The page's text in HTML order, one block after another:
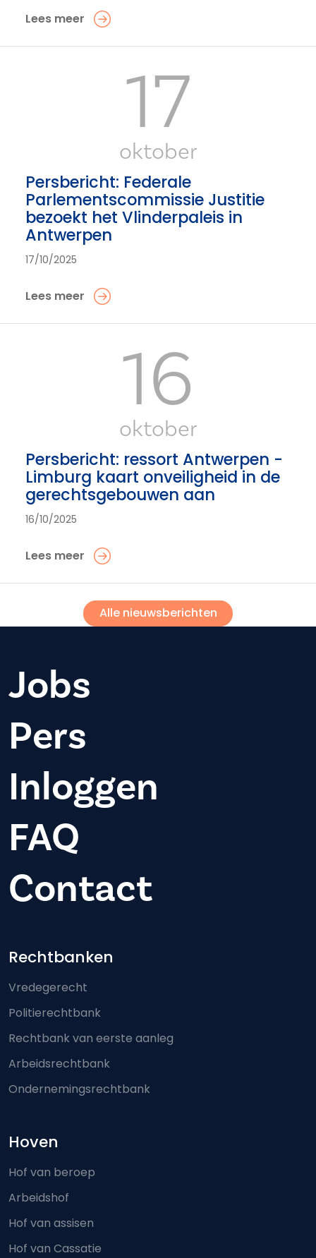
Lees meer
17
oktober
Persbericht: Federale
Parlementscommissie Justitie
bezoekt het Vlinderpaleis in
Antwerpen
17/10/2025
Lees meer
16
oktober
Persbericht: ressort Antwerpen -
Limburg kaart onveiligheid in de
gerechtsgebouwen aan
16/10/2025
Lees meer
Alle nieuwsberichten
Jobs
Pers
Inloggen
FAQ
Contact
Footer-menu
Rechtbanken
Vredegerecht
Politierechtbank
Rechtbank van eerste aanleg
Arbeidsrechtbank
Ondernemingsrechtbank
Hoven
Hof van beroep
Arbeidshof
Hof van assisen
Hof van Cassatie